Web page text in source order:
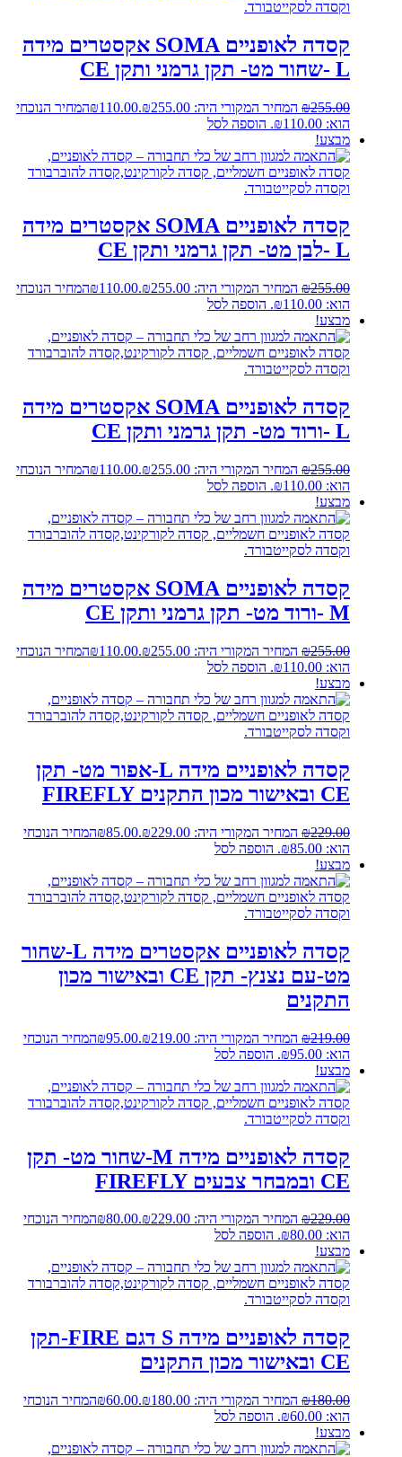
קסדה לאופניים SOMA אקסטרים מידה
L -שחור מט- תקן גרמני ותקן CE
₪255.00 המחיר המקורי היה: ₪255.00. ₪110.00
המחיר הנוכחי
הוא: ₪110.00.
הוספה לסל
מבצע!
קסדה לאופניים SOMA אקסטרים מידה
L -לבן מט- תקן גרמני ותקן CE
₪255.00 המחיר המקורי היה: ₪255.00. ₪110.00
המחיר הנוכחי
הוא: ₪110.00.
הוספה לסל
מבצע!
קסדה לאופניים SOMA אקסטרים מידה
L -ורוד מט- תקן גרמני ותקן CE
₪255.00 המחיר המקורי היה: ₪255.00. ₪110.00
המחיר הנוכחי
הוא: ₪110.00.
הוספה לסל
מבצע!
קסדה לאופניים SOMA אקסטרים מידה
M -ורוד מט- תקן גרמני ותקן CE
₪255.00 המחיר המקורי היה: ₪255.00. ₪110.00
המחיר הנוכחי
הוא: ₪110.00.
הוספה לסל
מבצע!
קסדה לאופניים מידה L-אפור מט- תקן
CE ובאישור מכון התקנים FIREFLY
₪229.00 המחיר המקורי היה: ₪229.00. ₪85.00
המחיר הנוכחי
הוא: ₪85.00.
הוספה לסל
מבצע!
קסדה לאופניים אקסטרים מידה L-שחור
מט-עם נצנץ- תקן CE ובאישור מכון
התקנים
₪219.00 המחיר המקורי היה: ₪219.00. ₪95.00
המחיר הנוכחי
הוא: ₪95.00.
הוספה לסל
מבצע!
קסדה לאופניים מידה M-שחור מט- תקן
CE ובמבחר צבעים FIREFLY
₪229.00 המחיר המקורי היה: ₪229.00. ₪80.00
המחיר הנוכחי
הוא: ₪80.00.
הוספה לסל
מבצע!
קסדה לאופניים מידה S דגם FIRE-תקן
CE ובאישור מכון התקנים
₪180.00 המחיר המקורי היה: ₪180.00. ₪60.00
המחיר הנוכחי
הוא: ₪60.00.
הוספה לסל
מבצע!